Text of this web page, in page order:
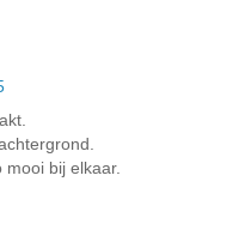
bij elkaar.